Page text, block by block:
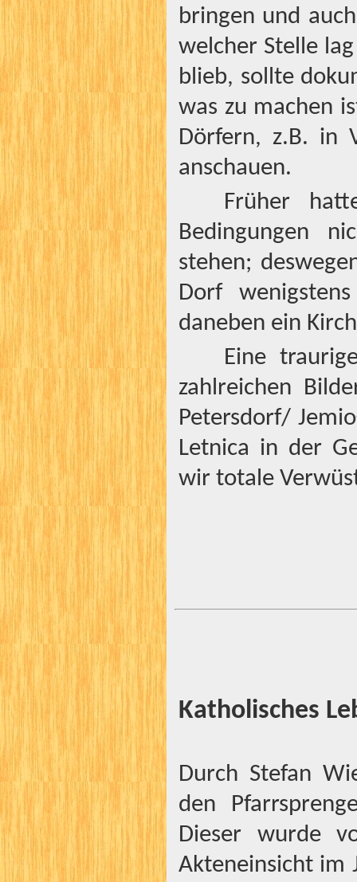
bringen und
welcher Stelle
blieb, sollte
was zu machen
Dörfern, z.B. in
anschauen.
Früher
Bedingungen
stehen;
Dorf
daneben ein
Eine
zahlreichen
Petersdorf/
Letnica in der
wir totale
Katholisches
Durch Stefan
den
Dieser wurde
Akteneinsicht im